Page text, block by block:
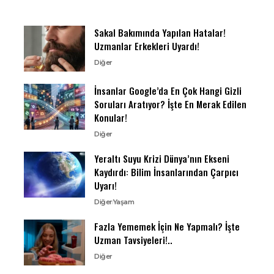
Sakal Bakımında Yapılan Hatalar!
Uzmanlar Erkekleri Uyardı!
Diğer
İnsanlar Google’da En Çok Hangi Gizli
Soruları Aratıyor? İşte En Merak Edilen
Konular!
Diğer
Yeraltı Suyu Krizi Dünya’nın Ekseni
Kaydırdı: Bilim İnsanlarından Çarpıcı
Uyarı!
DiğerYaşam
Fazla Yememek İçin Ne Yapmalı? İşte
Uzman Tavsiyeleri!..
Diğer